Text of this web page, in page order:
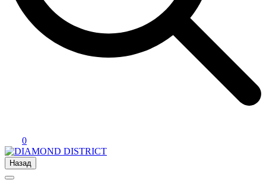
0
Назад